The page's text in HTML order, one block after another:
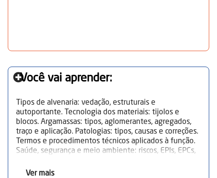
Você vai aprender:
Tipos de alvenaria: vedação, estruturais e
autoportante. Tecnologia dos materiais: tijolos e
blocos. Argamassas: tipos, aglomerantes, agregados,
traço e aplicação. Patologias: tipos, causas e correções.
Termos e procedimentos técnicos aplicados à função.
Saúde, segurança e meio ambiente: riscos, EPIs, EPCs,
classificação PGR. Máquinas, equipamentos e
Ver mais